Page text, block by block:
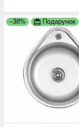
–38% Подарунок